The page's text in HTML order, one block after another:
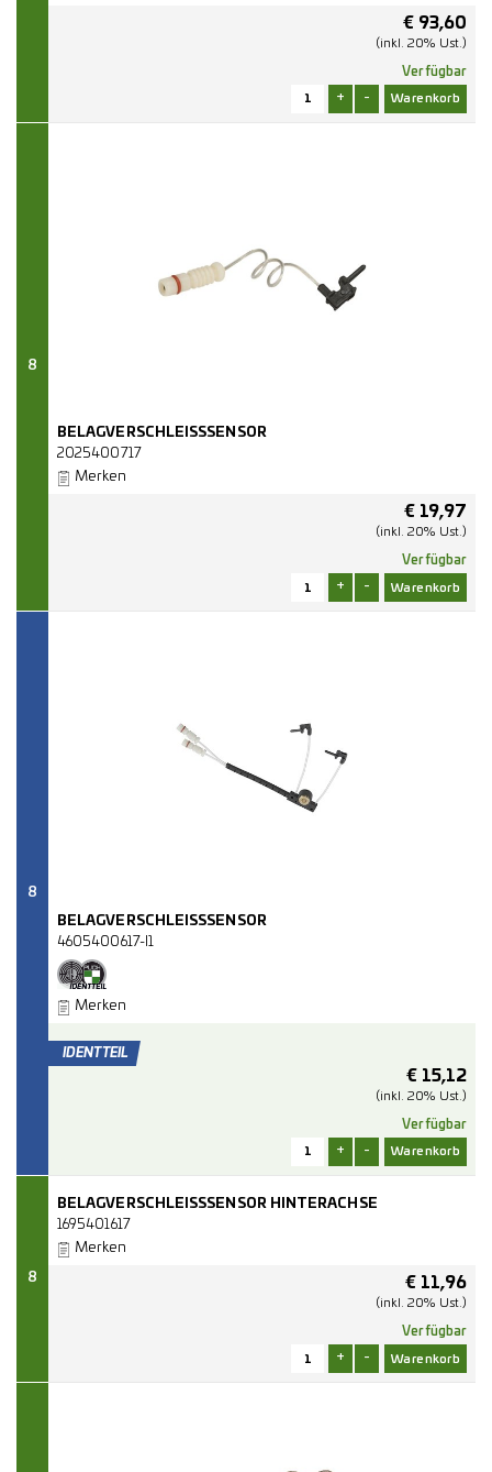
€ 93,60
(inkl. 20% Ust.)
Verfügbar
+ -
8
BELAGVERSCHLEISSSENSOR
2025400717
Merken
€ 19,97
(inkl. 20% Ust.)
Verfügbar
+ -
8
BELAGVERSCHLEISSSENSOR
4605400617-I1
Merken
€ 15,12
(inkl. 20% Ust.)
Verfügbar
+ -
8
BELAGVERSCHLEISSSENSOR HINTERACHSE
1695401617
Merken
€ 11,96
(inkl. 20% Ust.)
Verfügbar
+ -